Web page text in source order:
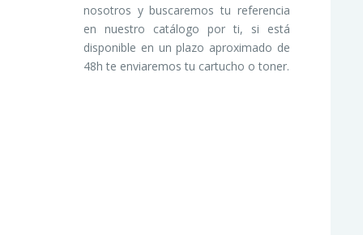
nosotros y buscaremos tu referencia
en nuestro catálogo por ti, si está
disponible en un plazo aproximado de
48h te enviaremos tu cartucho o toner.